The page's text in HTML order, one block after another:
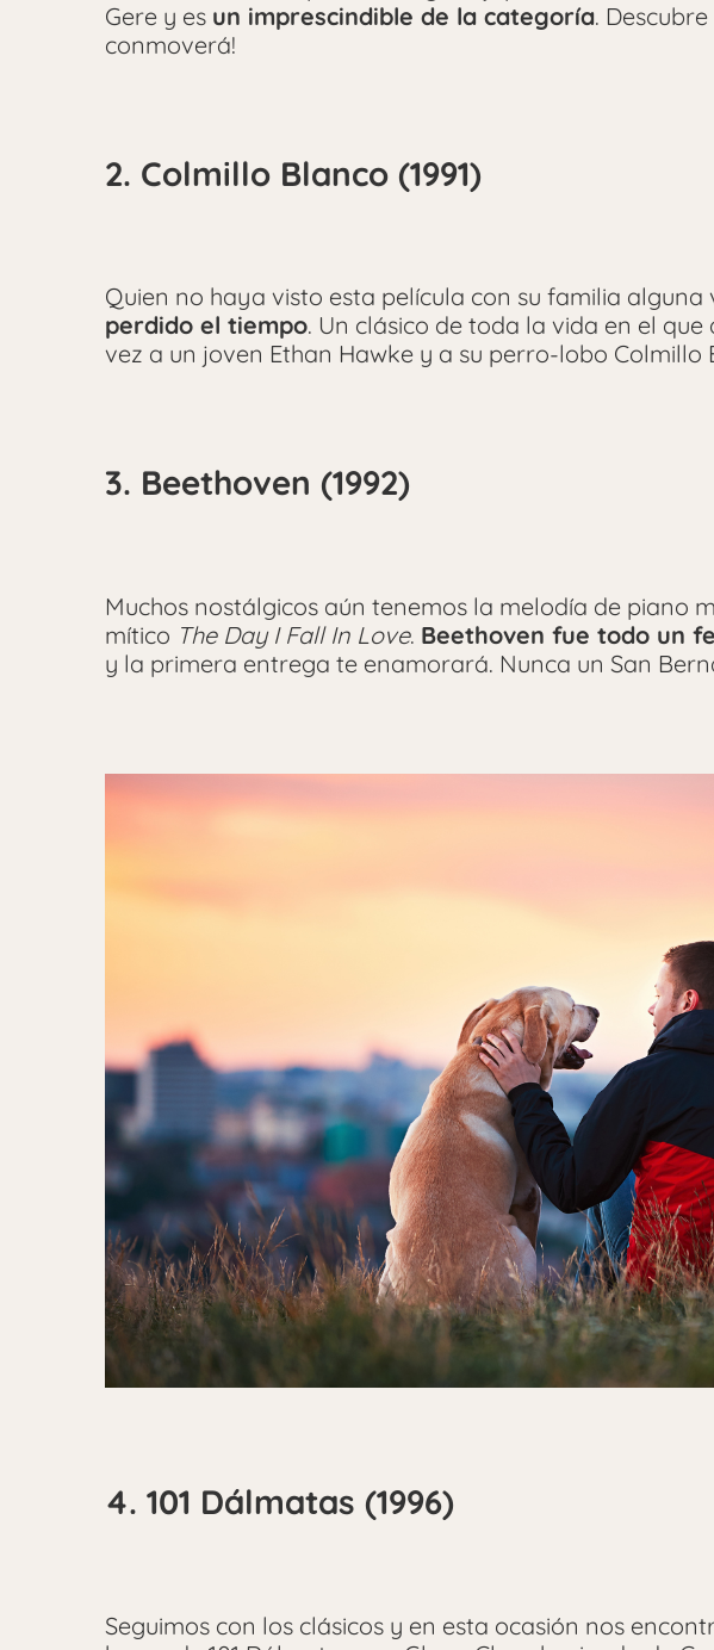
Gere y es un imprescindible de la categoría.
conmoverá!
2. Colmillo Blanco (1991)
Quien no haya visto esta película con su familia alguna
perdido el tiempo. Un clásico de toda la vida en el
vez a un joven Ethan Hawke y a su perro-lobo Colmillo
3. Beethoven (1992)
Muchos nostálgicos aún tenemos la melodía de piano
mítico The Day I Fall In Love. Beethoven fue todo un
y la primera entrega te enamorará. Nunca un San
4. 101 Dálmatas (1996)
Seguimos con los clásicos y en esta ocasión nos